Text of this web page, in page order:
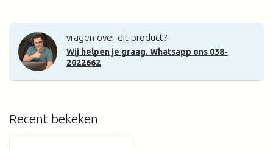
vragen over dit product?
Wij helpen je graag. Whatsapp ons 038-
2022662
Recent bekeken